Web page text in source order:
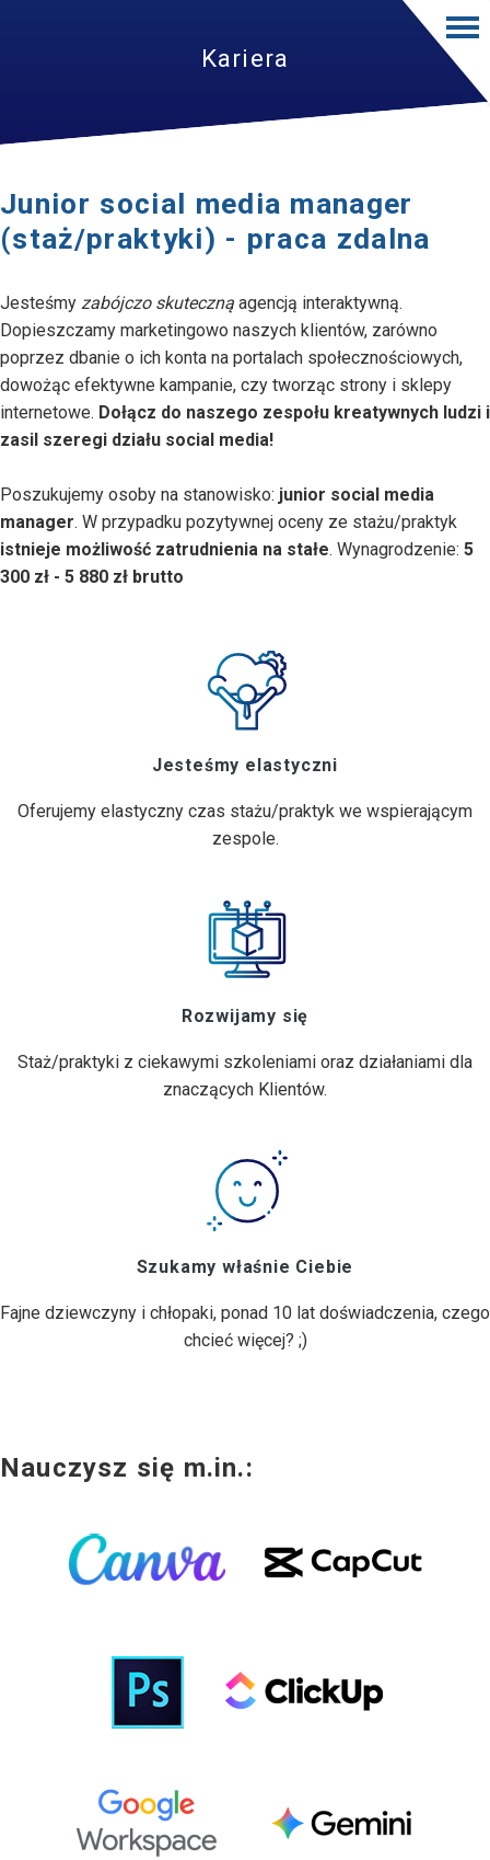
Kariera
Junior social media manager
(staż/praktyki) - praca zdalna
Jesteśmy zabójczo skuteczną agencją interaktywną.
Dopieszczamy marketingowo naszych klientów, zarówno
poprzez dbanie o ich konta na portalach społecznościowych,
dowożąc efektywne kampanie, czy tworząc strony i sklepy
internetowe. Dołącz do naszego zespołu kreatywnych ludzi i
zasil szeregi działu social media!
Poszukujemy osoby na stanowisko: junior social media
manager. W przypadku pozytywnej oceny ze stażu/praktyk
istnieje możliwość zatrudnienia na stałe. Wynagrodzenie: 5
300 zł - 5 880 zł brutto
Jesteśmy elastyczni
Oferujemy elastyczny czas stażu/praktyk we wspierającym
zespole.
Rozwijamy się
Staż/praktyki z ciekawymi szkoleniami oraz działaniami dla
znaczących Klientów.
Szukamy właśnie Ciebie
Fajne dziewczyny i chłopaki, ponad 10 lat doświadczenia, czego
chcieć więcej? ;)
Nauczysz się m.in.: